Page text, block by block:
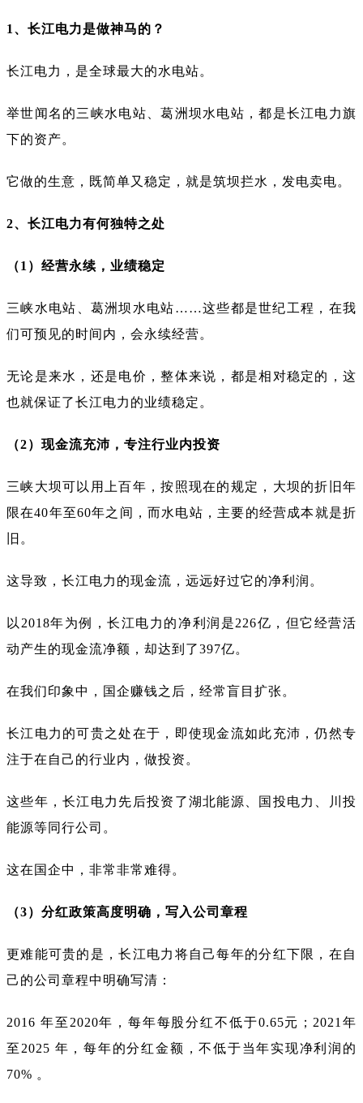
1、长江电力是做神马的？
长江电力，是全球最大的水电站。
举世闻名的三峡水电站、葛洲坝水电站，都是长江电力旗
下的资产。
它做的生意，既简单又稳定，就是筑坝拦水，发电卖电。
2、长江电力有何独特之处
（1）经营永续，业绩稳定
三峡水电站、葛洲坝水电站……这些都是世纪工程，在我
们可预见的时间内，会永续经营。
无论是来水，还是电价，整体来说，都是相对稳定的，这
也就保证了长江电力的业绩稳定。
（2）现金流充沛，专注行业内投资
三峡大坝可以用上百年，按照现在的规定，大坝的折旧年
限在40年至60年之间，而水电站，主要的经营成本就是折
旧。
这导致，长江电力的现金流，远远好过它的净利润。
以2018年为例，长江电力的净利润是226亿，但它经营活
动产生的现金流净额，却达到了397亿。
在我们印象中，国企赚钱之后，经常盲目扩张。
长江电力的可贵之处在于，即使现金流如此充沛，仍然专
注于在自己的行业内，做投资。
这些年，长江电力先后投资了湖北能源、国投电力、川投
能源等同行公司。
这在国企中，非常非常难得。
（3）分红政策高度明确，写入公司章程
更难能可贵的是，长江电力将自己每年的分红下限，在自
己的公司章程中明确写清：
2016 年至2020年，每年每股分红不低于0.65元；2021年
至2025 年，每年的分红金额，不低于当年实现净利润的
70% 。